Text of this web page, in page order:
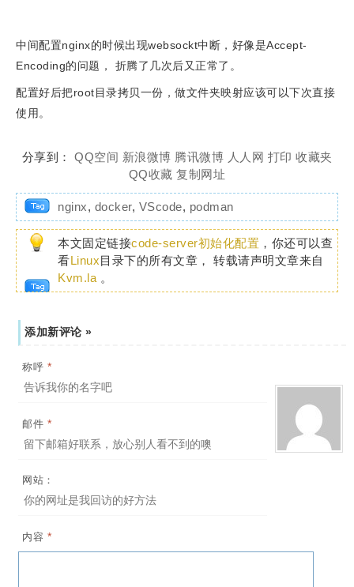
中间配置nginx的时候出现websockt中断，好像是Accept-
Encoding的问题， 折腾了几次后又正常了。
配置好后把root目录拷贝一份，做文件夹映射应该可以下次直接
使用。
分享到： QQ空间 新浪微博 腾讯微博 人人网 打印 收藏夹
QQ收藏 复制网址
nginx, docker, VScode, podman
本文固定链接code-server初始化配置 ，你还可以查
看Linux目录下的所有文章， 转载请声明文章来自
Kvm.la 。
添加新评论 »
称呼 *
邮件 *
网站：
内容 *